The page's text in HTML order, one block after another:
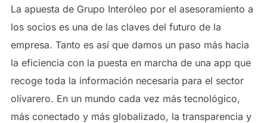
La apuesta de Grupo Interóleo por el asesoramiento a
los socios es una de las claves del futuro de la
empresa. Tanto es así que damos un paso más hacia
la eficiencia con la puesta en marcha de una app que
recoge toda la información necesaria para el sector
olivarero. En un mundo cada vez más tecnológico,
más conectado y más globalizado, la transparencia y